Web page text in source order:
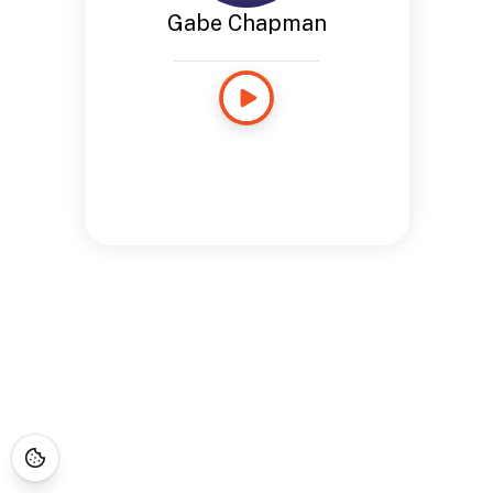
Gabe Chapman